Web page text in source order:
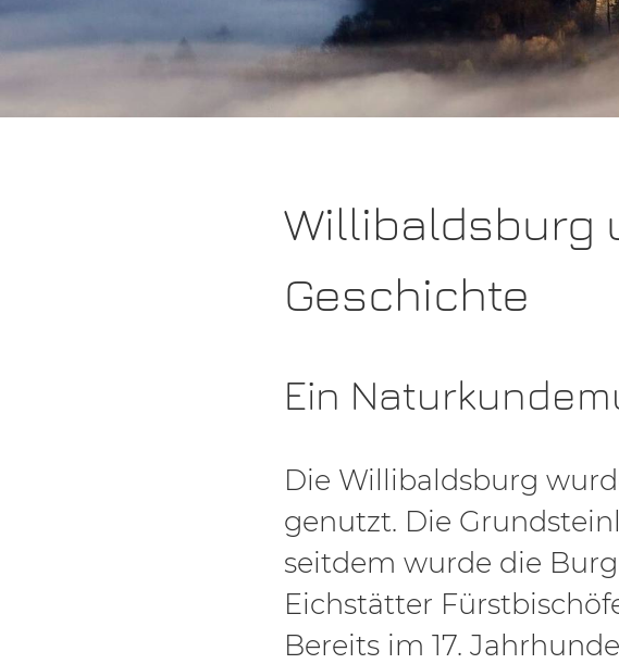
Willibaldsburg
Geschichte
Ein
Die Willibaldsburg
genutzt. Die
seitdem wurde die
Eichstätter
Bereits im 17.